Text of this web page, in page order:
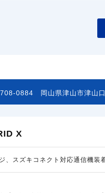
708-0884 岡山県津山市津山
X
、スズキコネクト対応通信機装